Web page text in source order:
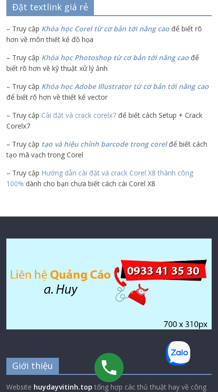
Đặt textlink giá rẻ
– Truy cập Khóa học Corel từ cơ bản tới nâng cao để biết rõ
hơn về môn thiết kế đồ họa
– Truy cập Khóa học Photoshop từ cơ bản tới nâng cao để
biết rõ hơn về kỹ thuật xử lý ảnh
– Truy cập Khóa học Adobe Illustratortừ cơ bản tới nâng cao
để biết rõ hơn về thiết kế vector
– Truy cập Cài đặt và crack corelx7 để biết cách Setup + Crack
Corelx7
– Truy cập tạo và hiệu chỉnh barcode trong corelđể biết cách
tạo mã vạch trong Corel
– Truy cập Hướng dẫn cài đặt và crack Corel X8 thành công
100% dành cho bạn chưa biết cách cài Corel X8
Giới thiệu
Website huydayvitinh.top tổng hợp các thủ thuật hay về công